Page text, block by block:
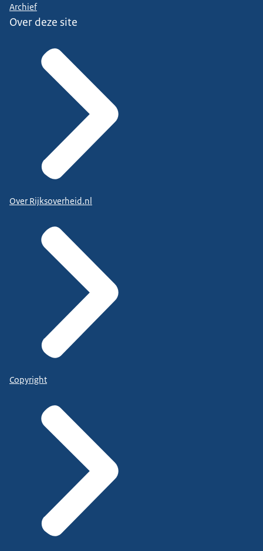
Archief
Over deze site
Over Rijksoverheid.nl
Copyright